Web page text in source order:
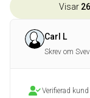
Visar
Carl L
Skrev om
Verifierad kund